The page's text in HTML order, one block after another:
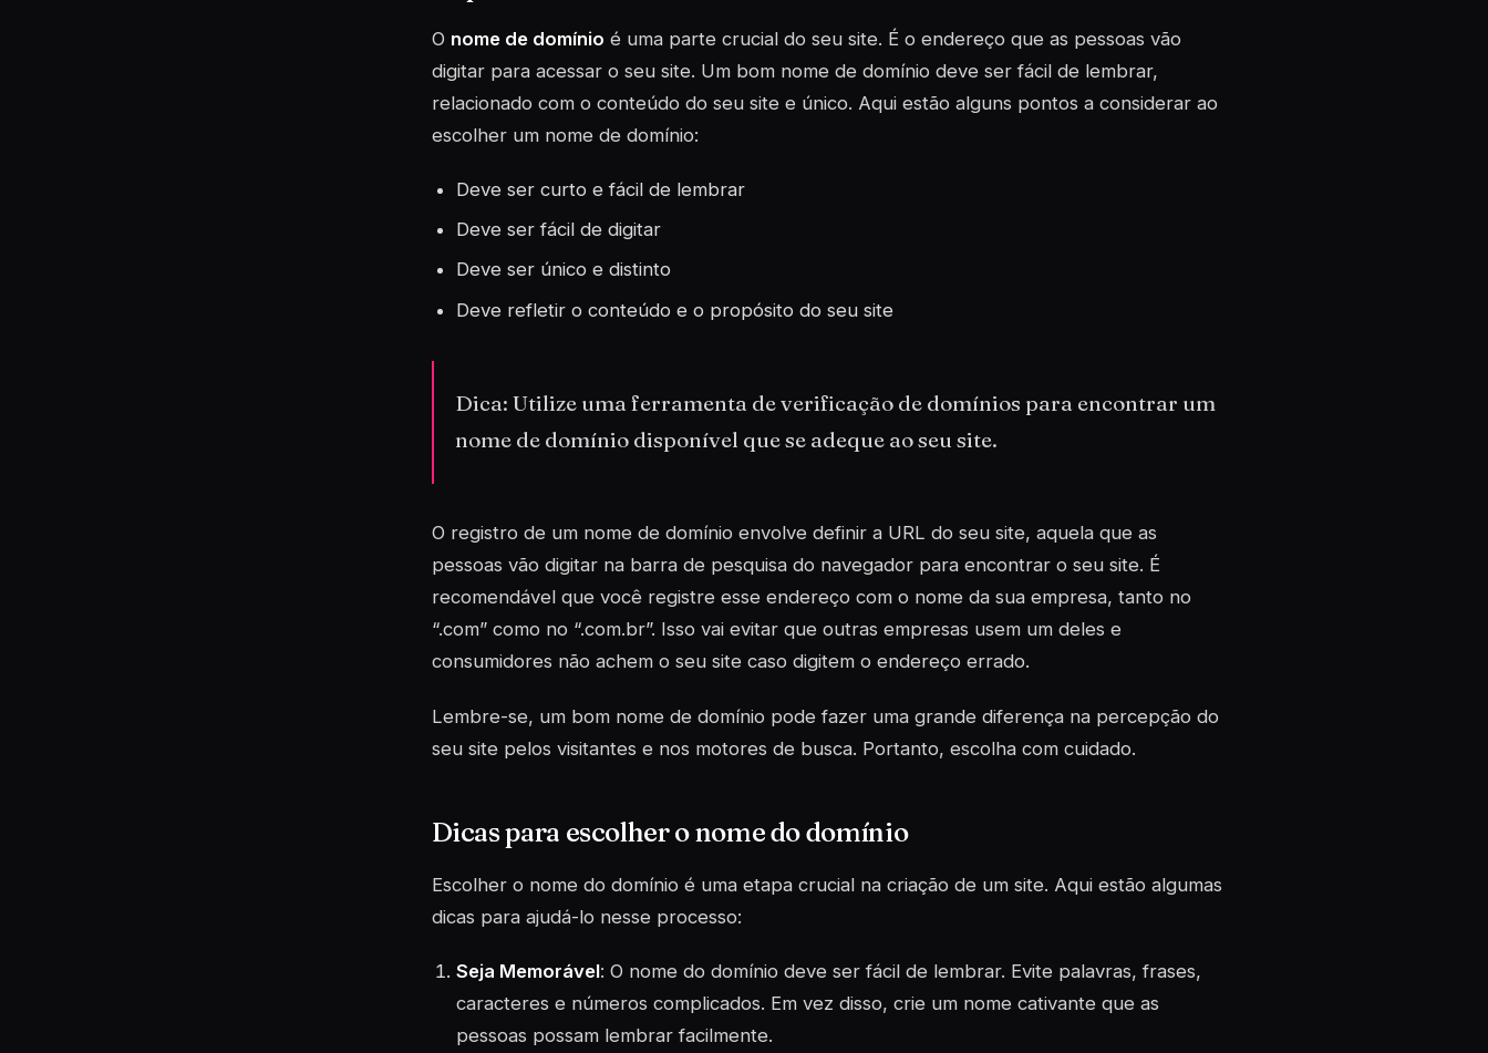
O nome de domínio é uma parte crucial do seu site. É o endereço que as pessoas vão
digitar para acessar o seu site. Um bom nome de domínio deve ser fácil de lembrar,
relacionado com o conteúdo do seu site e único. Aqui estão alguns pontos a considerar ao
escolher um nome de domínio:
Deve ser curto e fácil de lembrar
Deve ser fácil de digitar
Deve ser único e distinto
Deve refletir o conteúdo e o propósito do seu site
Dica: Utilize uma ferramenta de verificação de domínios para encontrar um
nome de domínio disponível que se adeque ao seu site.
O registro de um nome de domínio envolve definir a URL do seu site, aquela que as
pessoas vão digitar na barra de pesquisa do navegador para encontrar o seu site. É
recomendável que você registre esse endereço com o nome da sua empresa, tanto no
“.com” como no “.com.br”. Isso vai evitar que outras empresas usem um deles e
consumidores não achem o seu site caso digitem o endereço errado.
Lembre-se, um bom nome de domínio pode fazer uma grande diferença na percepção do
seu site pelos visitantes e nos motores de busca. Portanto, escolha com cuidado.
Dicas para escolher o nome do domínio
Escolher o nome do domínio é uma etapa crucial na criação de um site. Aqui estão algumas
dicas para ajudá-lo nesse processo:
Seja Memorável: O nome do domínio deve ser fácil de lembrar. Evite palavras, frases,
caracteres e números complicados. Em vez disso, crie um nome cativante que as
pessoas possam lembrar facilmente.